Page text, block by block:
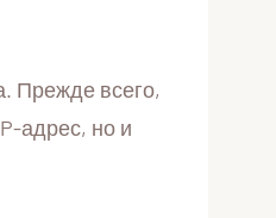
Прежде всего,
адрес, но и